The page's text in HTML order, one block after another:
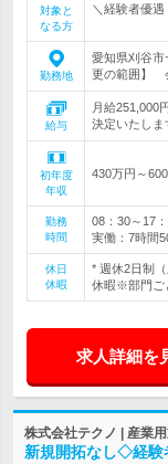
対象と
なる方
＼経験者優
勤務地
愛知県刈谷市
更の範囲】
給与
月給251,000
決定いたしま
初年度
年収
430万円～
勤務
時間
08：30～17
実働：7時間
休日
休暇
* 週休2日制
休暇※部門ご
求人詳細を
株式会社テクノ | 産業
新規開拓なし◇経験